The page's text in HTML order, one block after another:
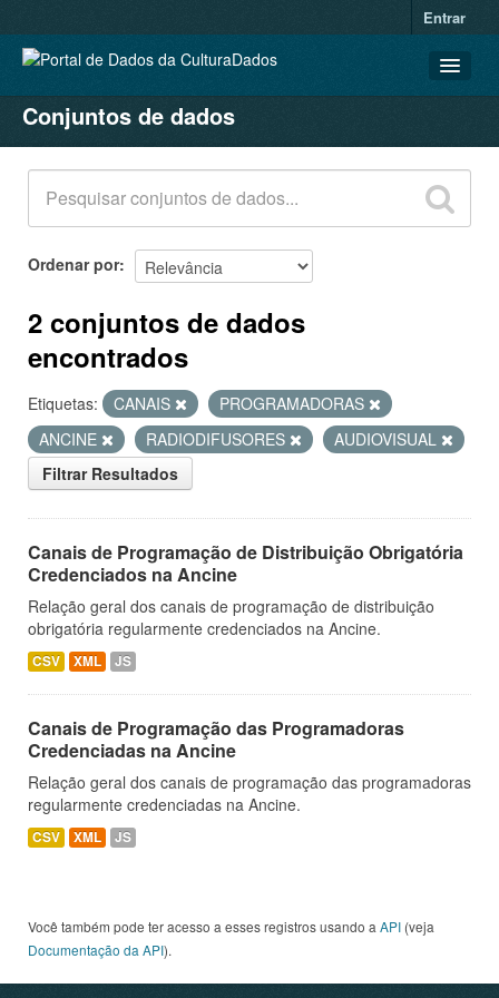
Entrar
CONJUNTOS DE DADOS
ORGANIZAÇÕES
GRUPOS
SOBRE
Conjuntos de dados
Ordenar por
2 conjuntos de dados
encontrados
Etiquetas: CANAIS
PROGRAMADORAS
ANCINE
RADIODIFUSORES
AUDIOVISUAL
Filtrar Resultados
Canais de Programação de Distribuição Obrigatória
Credenciados na Ancine
Relação geral dos canais de programação de distribuição
obrigatória regularmente credenciados na Ancine.
CSV XML JS
Canais de Programação das Programadoras
Credenciadas na Ancine
Relação geral dos canais de programação das programadoras
regularmente credenciadas na Ancine.
CSV XML JS
Você também pode ter acesso a esses registros usando a API (veja
Documentação da API).